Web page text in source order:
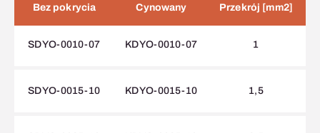
Bez pokrycia Cynowany Przekrój [mm2]
SDYO-0010-07 KDYO-0010-07 1
SDYO-0015-10 KDYO-0015-10 1,5